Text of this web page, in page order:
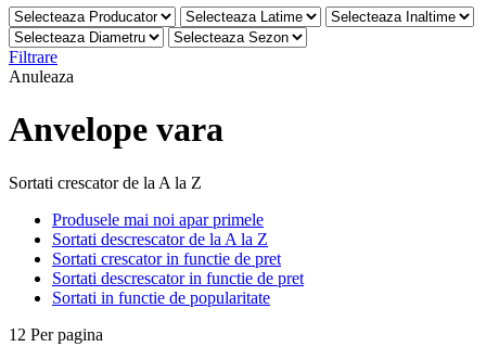
Filtrare
Anuleaza
Anvelope vara
Sortati crescator de la A la Z
Produsele mai noi apar primele
Sortati descrescator de la A la Z
Sortati crescator in functie de pret
Sortati descrescator in functie de pret
Sortati in functie de popularitate
12 Per pagina